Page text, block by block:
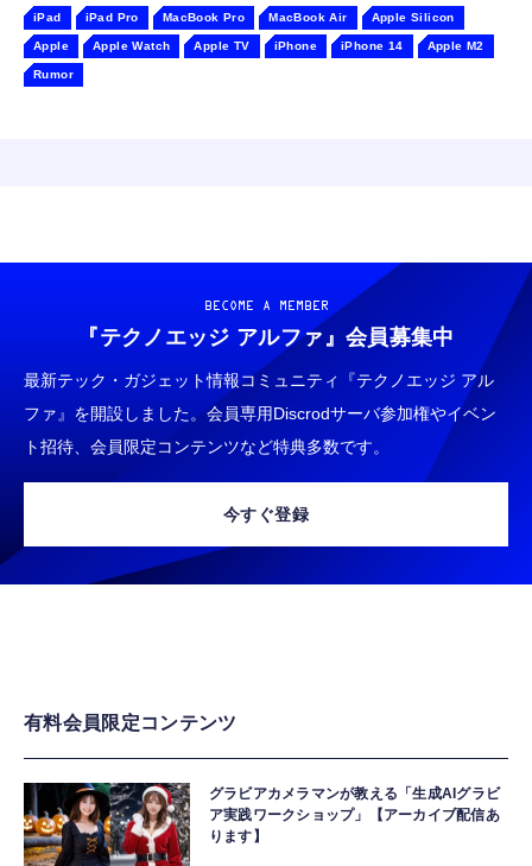
iPad iPad Pro MacBook Pro MacBook Air Apple Silicon
Apple Apple Watch Apple TV iPhone iPhone 14 Apple M2
Rumor
BECOME A MEMBER
『テクノエッジ アルファ』 会員募集中
最新テック・ガジェット情報コミュニティ『テクノエッジ アル
ファ』を開設しました。会員専用Discrodサーバ参加権やイベン
ト招待、会員限定コンテンツなど特典多数です。
今すぐ登録
有料会員限定コンテンツ
グラビアカメラマンが教える「生成AIグラビ
ア実践ワークショップ」【アーカイブ配信あ
ります】